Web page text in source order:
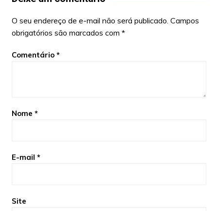
O seu endereço de e-mail não será publicado. Campos
obrigatórios são marcados com *
Comentário *
Nome *
E-mail *
Site